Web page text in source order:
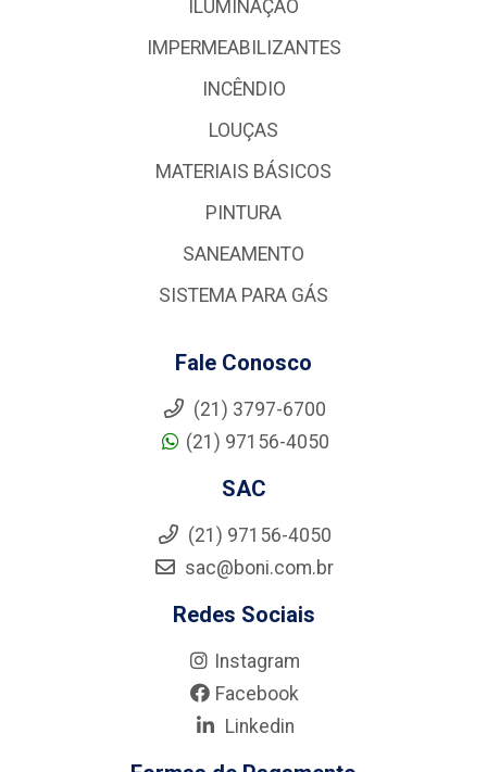
ILUMINAÇÃO
IMPERMEABILIZANTES
INCÊNDIO
LOUÇAS
MATERIAIS BÁSICOS
PINTURA
SANEAMENTO
SISTEMA PARA GÁS
Fale Conosco
(21) 3797-6700
(21) 97156-4050
SAC
(21) 97156-4050
sac@boni.com.br
Redes Sociais
Instagram
Facebook
Linkedin